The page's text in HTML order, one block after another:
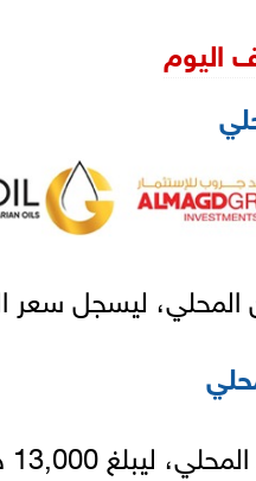
اليوم
ليسجل سعر الطن
13,000 جنيه للطن.